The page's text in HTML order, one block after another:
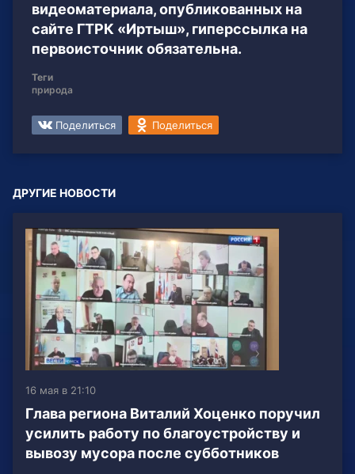
видеоматериала, опубликованных на
сайте ГТРК «Иртыш», гиперссылка на
первоисточник обязательна.
Теги
природа
Поделиться Поделиться
ДРУГИЕ НОВОСТИ
16 мая в 21:10
Глава региона Виталий Хоценко поручил
усилить работу по благоустройству и
вывозу мусора после субботников